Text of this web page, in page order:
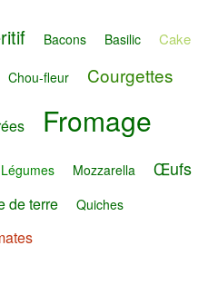
Bacons Basilic Cake
Chou-fleur Courgettes
Fromage
Légumes Mozzarella Œufs
de terre
Quiches